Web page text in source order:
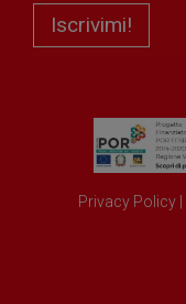
Iscrivimi!
Privacy Policy|